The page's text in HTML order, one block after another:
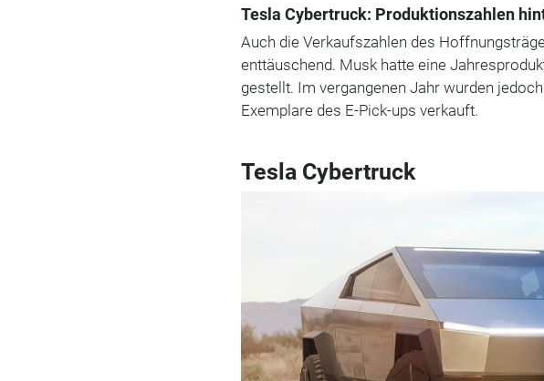
Tesla Cybertruck: Produktionszahlen
Auch die Verkaufszahlen des
enttäuschend. Musk hatte eine
gestellt. Im vergangenen Jahr wurden
Exemplare des E-Pick-ups verkauft.
Tesla Cybertruck